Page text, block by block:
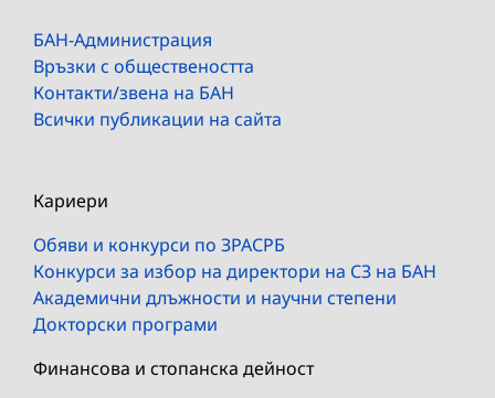
БАН-Администрация
Връзки с обществеността
Контакти/звена на БАН
Всички публикации на сайта
Кариери
Обяви и конкурси по ЗРАСРБ
Конкурси за избор на директори на СЗ на БАН
Академични длъжности и научни степени
Докторски програми
Финансова и стопанска дейност